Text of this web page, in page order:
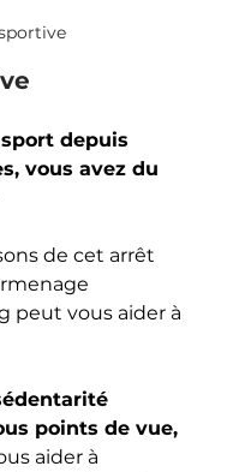
depuis
vous avez du
de cet arrêt
peut vous aider à
points de vue,
aider à